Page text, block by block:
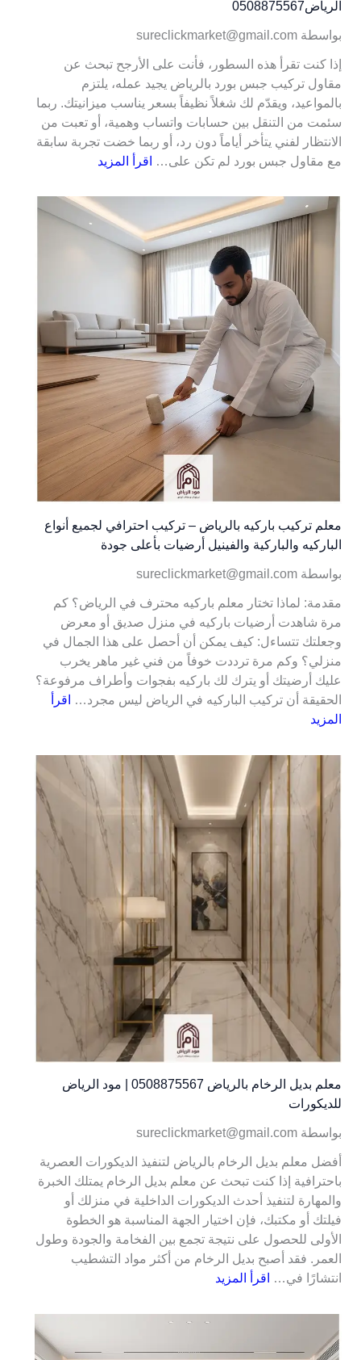
الرياض0508875567
بواسطة sureclickmarket@gmail.com
إذا كنت تقرأ هذه السطور، فأنت على الأرجح تبحث عن
مقاول تركيب جبس بورد بالرياض يجيد عمله، يلتزم
بالمواعيد، ويقدّم لك شغلاً نظيفاً بسعر يناسب ميزانيتك. ربما
سئمت من التنقل بين حسابات واتساب وهمية، أو تعبت من
الانتظار لفني يتأخر أياماً دون رد، أو ربما خضت تجربة سابقة
مع مقاول جبس بورد لم تكن على…
اقرأ المزيد
معلم تركيب باركيه بالرياض – تركيب احترافي لجميع أنواع
الباركيه والباركية والفينيل أرضيات بأعلى جودة
بواسطة sureclickmarket@gmail.com
مقدمة: لماذا تختار معلم باركيه محترف في الرياض؟ كم
مرة شاهدت أرضيات باركيه في منزل صديق أو معرض
وجعلتك تتساءل: كيف يمكن أن أحصل على هذا الجمال في
منزلي؟ وكم مرة ترددت خوفاً من فني غير ماهر يخرب
عليك أرضيتك أو يترك لك باركيه بفجوات وأطراف مرفوعة؟
الحقيقة أن تركيب الباركيه في الرياض ليس مجرد…
اقرأ
المزيد
معلم بديل الرخام بالرياض 0508875567 | مود الرياض
للديكورات
بواسطة sureclickmarket@gmail.com
أفضل معلم بديل الرخام بالرياض لتنفيذ الديكورات العصرية
باحترافية إذا كنت تبحث عن معلم بديل الرخام يمتلك الخبرة
والمهارة لتنفيذ أحدث الديكورات الداخلية في منزلك أو
فيلتك أو مكتبك، فإن اختيار الجهة المناسبة هو الخطوة
الأولى للحصول على نتيجة تجمع بين الفخامة والجودة وطول
العمر. فقد أصبح بديل الرخام من أكثر مواد التشطيب
انتشارًا في…
اقرأ المزيد